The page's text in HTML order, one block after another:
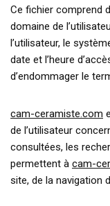
Ce fichier comprend
domaine de
l’utilisateur, le
date et l’heure
d’endommager le
cam-ceramiste.com
de l’utilisateur
consultées, les
permettent à cam-
site, de la navigation